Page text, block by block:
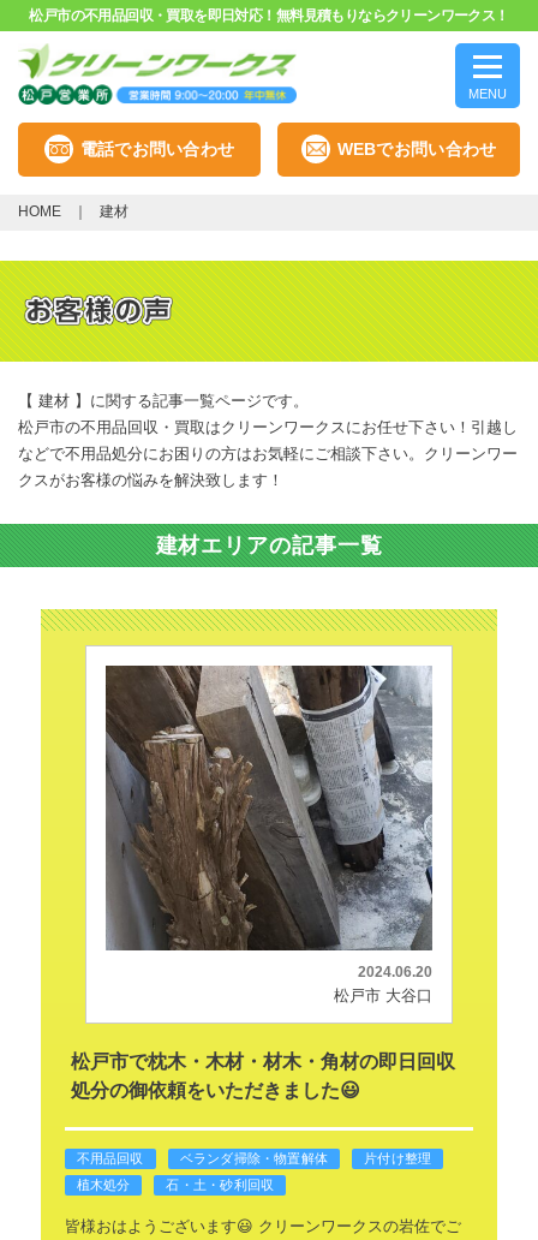
松戸市の不用品回収・買取を即日対応！無料見積もりならクリーンワークス！
MENU
電話でお問い合わせ WEBでお問い合わせ
HOME 建材
【 建材 】に関する記事一覧ページです。
松戸市の不用品回収・買取はクリーンワークスにお任せ下さい！引越し
などで不用品処分にお困りの方はお気軽にご相談下さい。クリーンワー
クスがお客様の悩みを解決致します！
建材エリアの記事一覧
2024.06.20
松戸市 大谷口
松戸市で枕木・木材・材木・角材の即日回収
処分の御依頼をいただきました😃
不用品回収 ベランダ掃除・物置解体
片付け整理
植木処分
石・土・砂利回収
皆様おはようございます😃 クリーンワークスの岩佐でご